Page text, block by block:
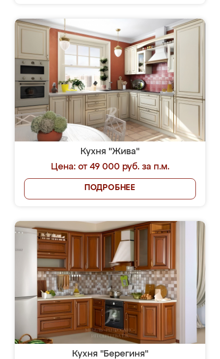
Кухня "Жива"
Цена: от 49 000 руб. за п.м.
ПОДРОБНЕЕ
Кухня "Берегиня"